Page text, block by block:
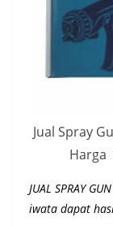
Jual Spray
Harga
JUAL SPRAY
iwata dapat